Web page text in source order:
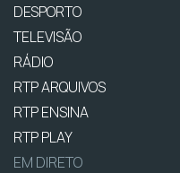
DESPORTO
TELEVISÃO
RÁDIO
RTP ARQUIVOS
RTP ENSINA
RTP PLAY
EM DIRETO